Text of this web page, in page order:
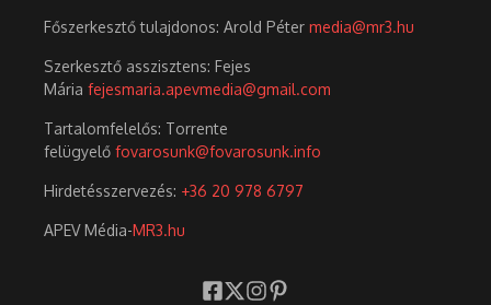
Főszerkesztő tulajdonos: Arold Péter media@mr3.hu
Szerkesztő asszisztens: Fejes
Mária fejesmaria.apevmedia@gmail.com
Tartalomfelelős: Torrente
felügyelő fovarosunk@fovarosunk.info
Hirdetésszervezés: +36 20 978 6797
APEV Média-MR3.hu